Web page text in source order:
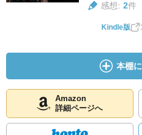
感想: 2件
Kindle版
本棚
Amazon
詳細ページへ